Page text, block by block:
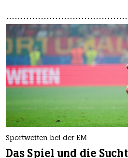
Sportwetten bei der EM
Das Spiel und die Sucht